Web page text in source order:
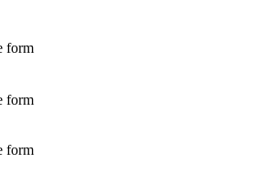
form
form
form